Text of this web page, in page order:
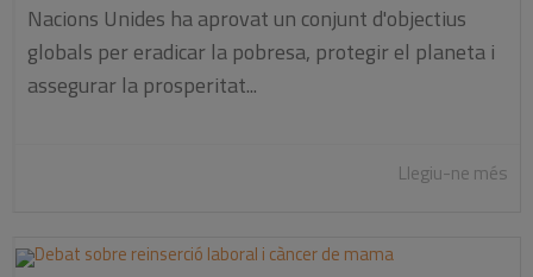
Nacions Unides ha aprovat un conjunt d'objectius
globals per eradicar la pobresa, protegir el planeta i
assegurar la prosperitat...
Llegiu-ne més